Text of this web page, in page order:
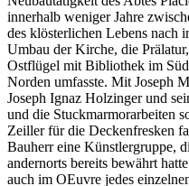
innerhalb weniger Jahre
des klösterlichen Lebens nach
Umbau der Kirche, die
Ostflügel mit Bibliothek im
Norden umfasste. Mit Joseph
Joseph Ignaz Holzinger und
und die Stuckmarmorarbeiten
Zeiller für die Deckenfresken
Bauherr eine Künstlergruppe,
andernorts bereits bewährt
auch im OEuvre jedes